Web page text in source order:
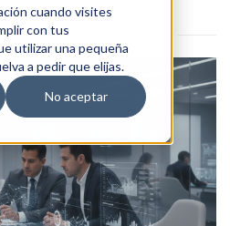
cuando visites
con tus
utilizar una pequeña
a pedir que elijas.
No aceptar
novedades que están
empresarial